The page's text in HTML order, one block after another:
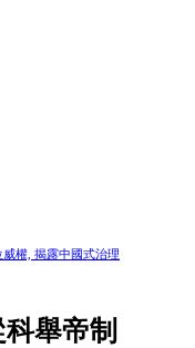
權, 揭露中國式治理
舉帝制